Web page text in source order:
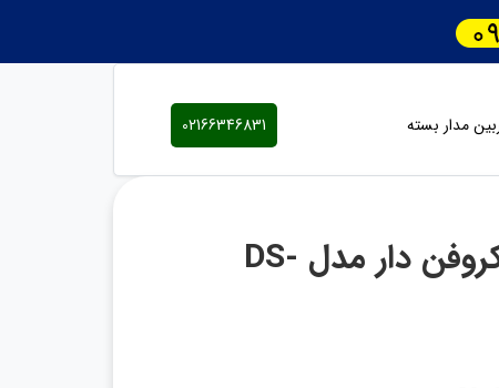
مدار بسته 02166346831
دوربین مداربسته هایک ویژن میکروفن دار مدل DS-